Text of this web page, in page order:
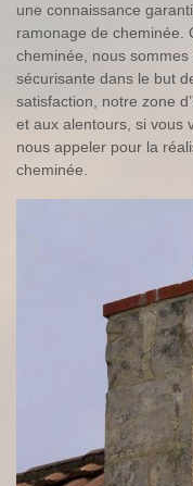
une connaissance
ramonage de cheminée.
cheminée, nous
sécurisante dans le but
satisfaction, notre zone
et aux alentours, si vous
nous appeler pour la
cheminée.